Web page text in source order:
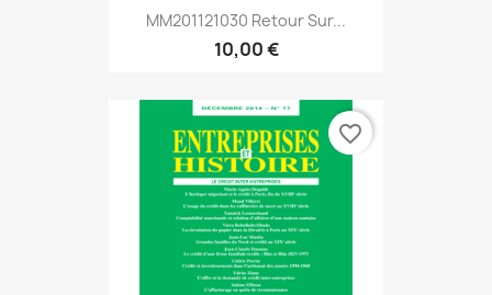
MM201121030 Retour Sur...
10,00 €
favorite_border